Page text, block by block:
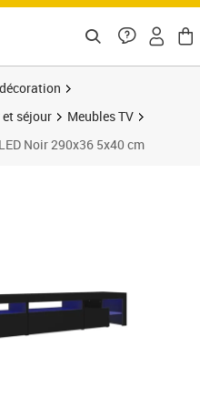
séjour
Meubles TV
Noir 290x36 5x40 cm